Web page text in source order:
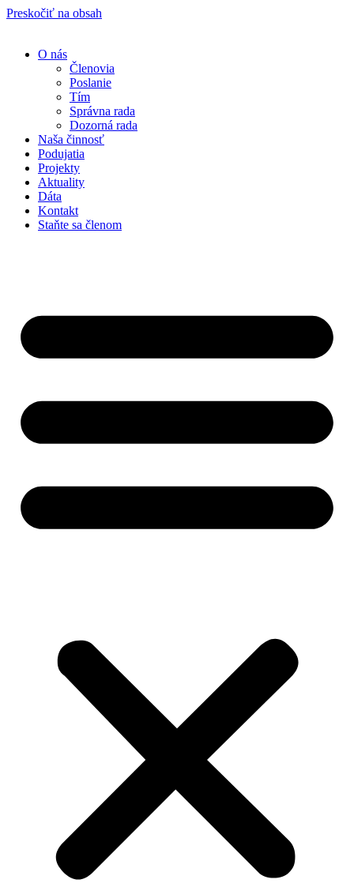
Preskočiť na obsah
O nás
Členovia
Poslanie
Tím
Správna rada
Dozorná rada
Naša činnosť
Podujatia
Projekty
Aktuality
Dáta
Kontakt
Staňte sa členom